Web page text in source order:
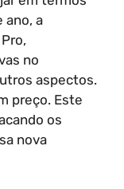
ano, a
no
aspectos.
preço. Este
os
nova